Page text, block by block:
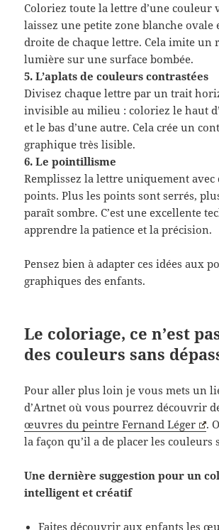
Coloriez toute la lettre d’une couleur
laissez une petite zone blanche ovale
droite de chaque lettre. Cela imite un
lumière sur une surface bombée.
5. L’aplats de couleurs contrastées
Divisez chaque lettre par un trait
invisible au milieu : coloriez le haut
et le bas d’une autre. Cela crée un
graphique très lisible.
6. Le pointillisme
Remplissez la lettre uniquement avec
points. Plus les points sont serrés,
paraît sombre. C’est une excellente
apprendre la patience et la précision.
Pensez bien à adapter ces idées aux
graphiques des enfants.
Le coloriage, ce n’est
des couleurs sans
Pour aller plus loin je vous mets un
d’Artnet où vous pourrez découvrir
œuvres du peintre Fernand Léger
.
la façon qu’il a de placer les couleurs
Une dernière suggestion pour un
intelligent et créatif
Faites découvrir aux enfants les